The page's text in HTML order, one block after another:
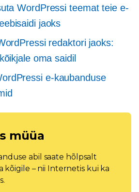
WordPressi teemat teie e-
jaoks
redaktori jaoks:
oma saidil
e-kaubanduse
müüa
abil saate hõlpsalt
kõigile – nii Internetis kui ka